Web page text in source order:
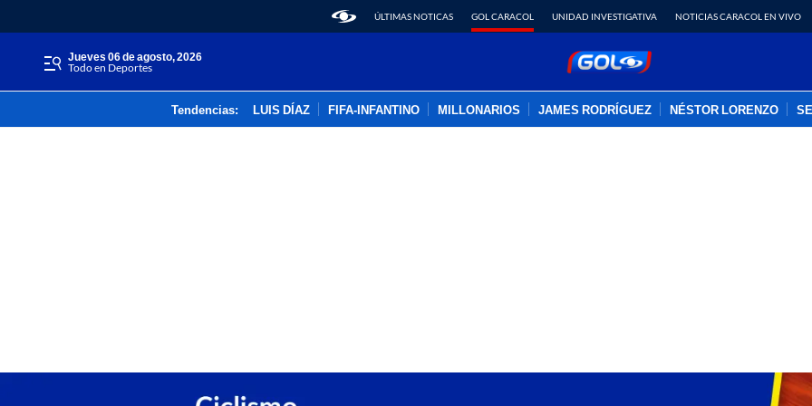
ÚLTIMAS NOTICAS GOL CARACOL UNIDAD INVESTIGATIVA NOTICIAS CARACOL EN VIVO
jueves 06 de agosto, 2026
Todo en Deportes
Tendencias: LUIS DÍAZ FIFA-INFANTINO MILLONARIOS JAMES RODRÍGUEZ NÉSTOR LORENZO